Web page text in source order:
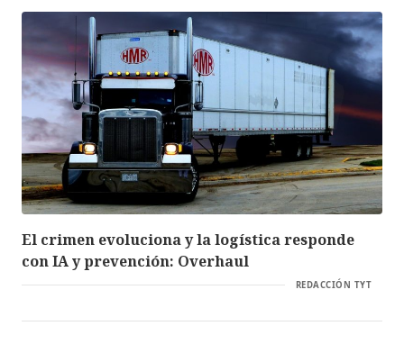
El crimen evoluciona y la logística responde
con IA y prevención: Overhaul
REDACCIÓN TYT